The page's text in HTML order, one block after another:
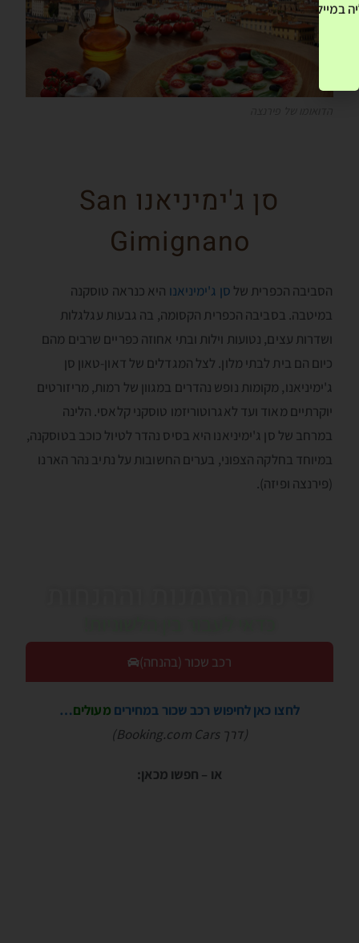
סן ג'ימיניאנו San
Gimignano
הסביבה הכפרית של סן ג'ימיניאנו היא כנראה טוסקנה
במיטבה. בסביבה הכפרית הקסומה, בה גבעות עגלגלות
ושדרות עצים, נטועות וילות ובתי אחוזה כפריים שרבים מהם
כיום הם בית לבתי מלון. לצל המגדלים של דאון-טאון סן
ג'ימיניאנו, מקומות נופש נהדרים במגוון של רמות, מריזורטים
יוקרתיים מאוד ועד לאגרוטוריזמו טוסקני קלאסי. הלינה
במרחב של סן ג'ימיניאנו היא בסיס נהדר לטיול כוכב בטוסקנה,
במיוחד בחלקה הצפוני, בערים החשובות על נתיב נהר הארנו
(פירנצה ופיזה).
רכב שכור (בהנחה)
לחצו כאן לחיפוש רכב שכור במחירים מעולים…
(דרך Booking.com Cars)
או – חפשו מכאן:
במייל שלך! »